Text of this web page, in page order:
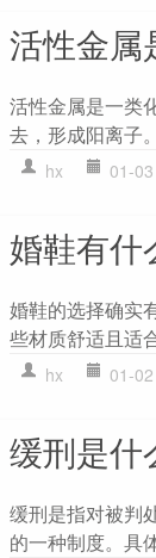
活性金属
活性金属是一类
去，形成阳离子
hx 01-03
婚鞋有什
婚鞋的选择确实
些材质舒适且适
hx 01-02
缓刑是什
缓刑是指对被判
的一种制度。具